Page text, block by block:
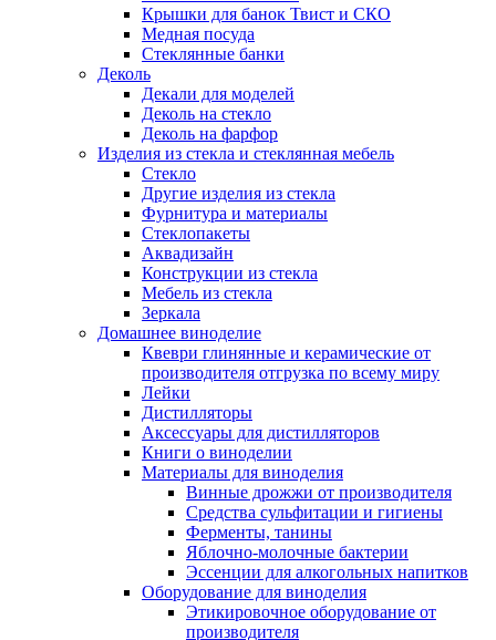
Крышки для банок Твист и СКО
Медная посуда
Стеклянные банки
Деколь
Декали для моделей
Деколь на стекло
Деколь на фарфор
Изделия из стекла и стеклянная мебель
Стекло
Другие изделия из стекла
Фурнитура и материалы
Стеклопакеты
Аквадизайн
Конструкции из стекла
Мебель из стекла
Зеркала
Домашнее виноделие
Квеври глинянные и керамические от
производителя отгрузка по всему миру
Лейки
Дистилляторы
Аксессуары для дистилляторов
Книги о виноделии
Материалы для виноделия
Винные дрожжи от производителя
Средства сульфитации и гигиены
Ферменты, танины
Яблочно-молочные бактерии
Эссенции для алкогольных напитков
Оборудование для виноделия
Этикировочное оборудование от
производителя